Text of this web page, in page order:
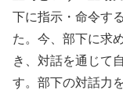
下に指示・命令す
た。今、部下に求
き、対話を通じて
す。部下の対話力